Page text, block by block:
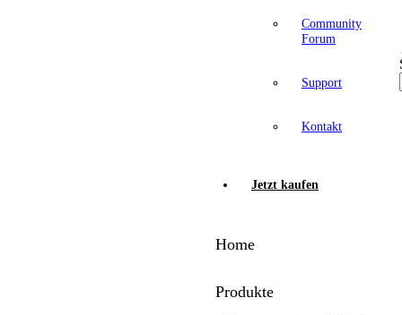
Community
Forum
Support
Kontakt
Jetzt kaufen
Home
Produkte